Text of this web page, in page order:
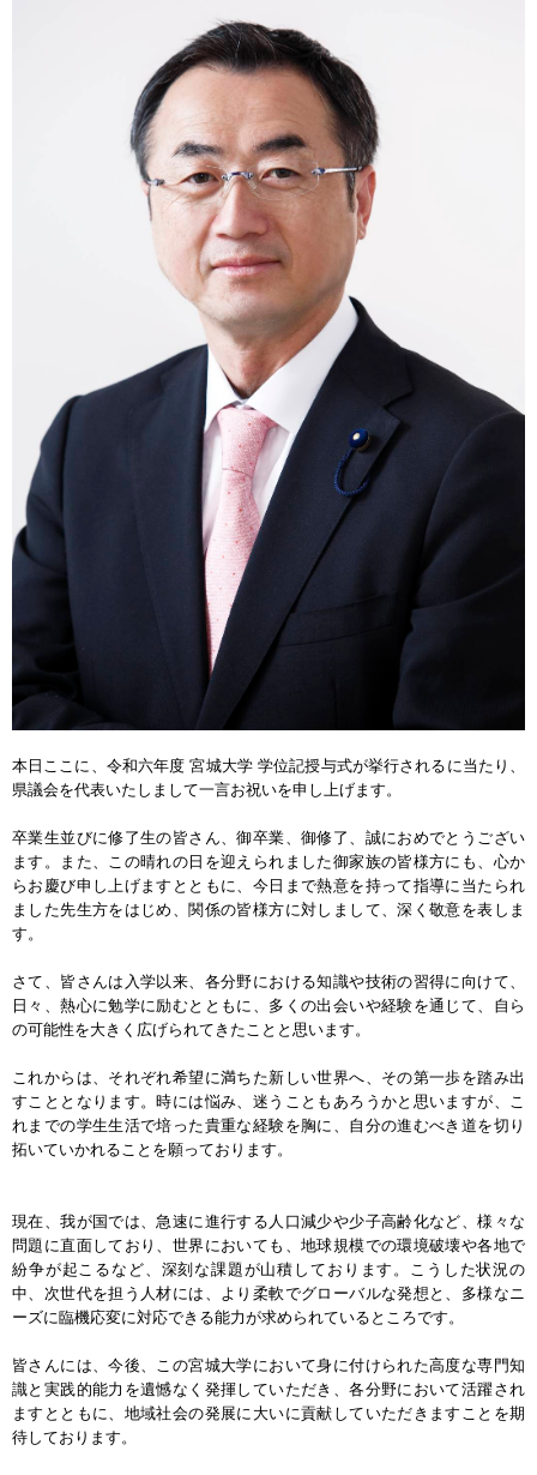
本日ここに、令和六年度 宮城大学 学位記授与式が挙行されるに当たり、
県議会を代表いたしまして一言お祝いを申し上げます。
卒業生並びに修了生の皆さん、御卒業、御修了、誠におめでとうござい
ます。また、この晴れの日を迎えられました御家族の皆様方にも、心か
らお慶び申し上げますとともに、今日まで熱意を持って指導に当たられ
ました先生方をはじめ、関係の皆様方に対しまして、深く敬意を表しま
す。
さて、皆さんは入学以来、各分野における知識や技術の習得に向けて、
日々、熱心に勉学に励むとともに、多くの出会いや経験を通じて、自ら
の可能性を大きく広げられてきたことと思います。
これからは、それぞれ希望に満ちた新しい世界へ、その第一歩を踏み出
すこととなります。時には悩み、迷うこともあろうかと思いますが、こ
れまでの学生生活で培った貴重な経験を胸に、自分の進むべき道を切り
拓いていかれることを願っております。
現在、我が国では、急速に進行する人口減少や少子高齢化など、様々な
問題に直面しており、世界においても、地球規模での環境破壊や各地で
紛争が起こるなど、深刻な課題が山積しております。こうした状況の
中、次世代を担う人材には、より柔軟でグローバルな発想と、多様なニ
ーズに臨機応変に対応できる能力が求められているところです。
皆さんには、今後、この宮城大学において身に付けられた高度な専門知
識と実践的能力を遺憾なく発揮していただき、各分野において活躍され
ますとともに、地域社会の発展に大いに貢献していただきますことを期
待しております。